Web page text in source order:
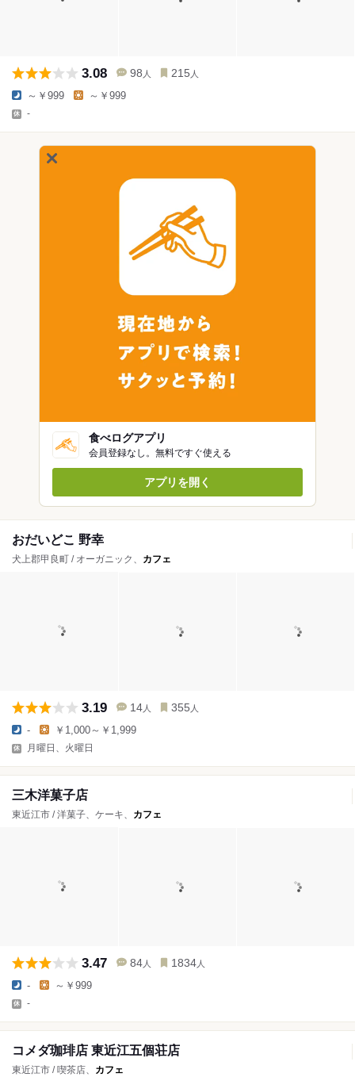
3.08 98 人 215 人
～￥999 ～￥999
-
食べログアプリ
会員登録なし。無料ですぐ使える
アプリを開く
おだいどこ 野幸
犬上郡甲良町 / オーガニック、 カフェ
3.19 14 人 355 人
- ￥1,000～￥1,999
月曜日、火曜日
三木洋菓子店
東近江市 / 洋菓子、ケーキ、 カフェ
3.47 84 人 1834 人
- ～￥999
-
コメダ珈琲店 東近江五個荘店
東近江市 / 喫茶店、 カフェ